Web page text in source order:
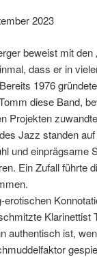
2023
beweist mit den
dass er in
1976
diese Band,
Projekten
Jazz standen
und einprägsame
Ein Zufall führte
erotischen
Klarinettist
authentisch ist,